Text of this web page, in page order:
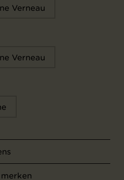
Verneau
Verneau